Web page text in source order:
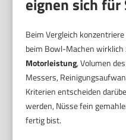
eignen sich
Beim Vergleich
beim Bowl-Machen
Motorleistung, Volumen
Messers,
Kriterien entscheiden
werden, Nüsse fein
fertig bist.